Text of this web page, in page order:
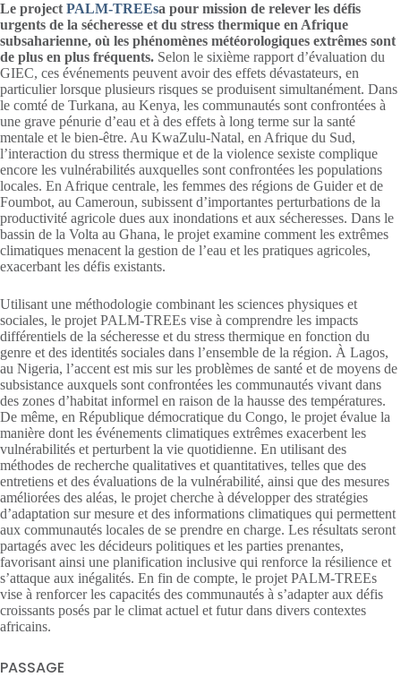
Le project PALM-TREEsa pour mission de relever les défis
urgents de la sécheresse et du stress thermique en Afrique
subsaharienne, où les phénomènes météorologiques extrêmes sont
de plus en plus fréquents. Selon le sixième rapport d’évaluation du
GIEC, ces événements peuvent avoir des effets dévastateurs, en
particulier lorsque plusieurs risques se produisent simultanément. Dans
le comté de Turkana, au Kenya, les communautés sont confrontées à
une grave pénurie d’eau et à des effets à long terme sur la santé
mentale et le bien-être. Au KwaZulu-Natal, en Afrique du Sud,
l’interaction du stress thermique et de la violence sexiste complique
encore les vulnérabilités auxquelles sont confrontées les populations
locales. En Afrique centrale, les femmes des régions de Guider et de
Foumbot, au Cameroun, subissent d’importantes perturbations de la
productivité agricole dues aux inondations et aux sécheresses. Dans le
bassin de la Volta au Ghana, le projet examine comment les extrêmes
climatiques menacent la gestion de l’eau et les pratiques agricoles,
exacerbant les défis existants.
Utilisant une méthodologie combinant les sciences physiques et
sociales, le projet PALM-TREEs vise à comprendre les impacts
différentiels de la sécheresse et du stress thermique en fonction du
genre et des identités sociales dans l’ensemble de la région. À Lagos,
au Nigeria, l’accent est mis sur les problèmes de santé et de moyens de
subsistance auxquels sont confrontées les communautés vivant dans
des zones d’habitat informel en raison de la hausse des températures.
De même, en République démocratique du Congo, le projet évalue la
manière dont les événements climatiques extrêmes exacerbent les
vulnérabilités et perturbent la vie quotidienne. En utilisant des
méthodes de recherche qualitatives et quantitatives, telles que des
entretiens et des évaluations de la vulnérabilité, ainsi que des mesures
améliorées des aléas, le projet cherche à développer des stratégies
d’adaptation sur mesure et des informations climatiques qui permettent
aux communautés locales de se prendre en charge. Les résultats seront
partagés avec les décideurs politiques et les parties prenantes,
favorisant ainsi une planification inclusive qui renforce la résilience et
s’attaque aux inégalités. En fin de compte, le projet PALM-TREEs
vise à renforcer les capacités des communautés à s’adapter aux défis
croissants posés par le climat actuel et futur dans divers contextes
africains.
PASSAGE